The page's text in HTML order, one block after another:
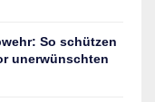
So schützen
unerwünschten